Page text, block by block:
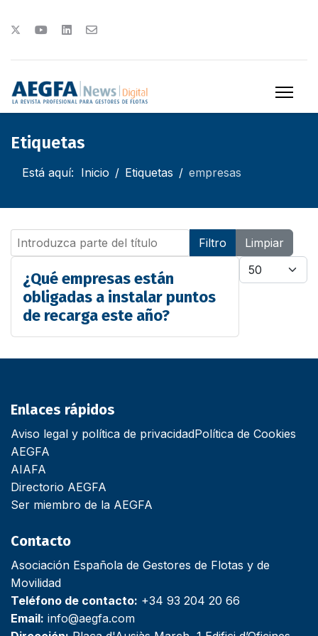
Etiquetas
Está aquí: Inicio Etiquetas empresas
Introduzca parte del título Filtro
Limpiar
Cantidad
¿Qué empresas están
obligadas a instalar puntos
de recarga este año?
Enlaces rápidos
Aviso legal y política de privacidadPolítica de Cookies
AEGFA
AIAFA
Directorio AEGFA
Ser miembro de la AEGFA
Contacto
Asociación Española de Gestores de Flotas y de
Movilidad
Teléfono de contacto: +34 93 204 20 66
Email: info@aegfa.com